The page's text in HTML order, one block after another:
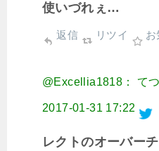
使いづれぇ…
返信 リツイ お
@Excellia1818： て
2017-01-31 17:22
レクトのオーバー